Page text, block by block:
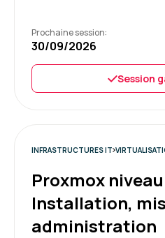
conteneurs virtuels
Dans l'ensemble, c'était
contenue avec
Formation : Docker - Créer
conteneurs virtuels
Prochaine session:
30/09/2026
Session
INFRASTRUCTURES IT
Proxmox niveau
Installation,
administration